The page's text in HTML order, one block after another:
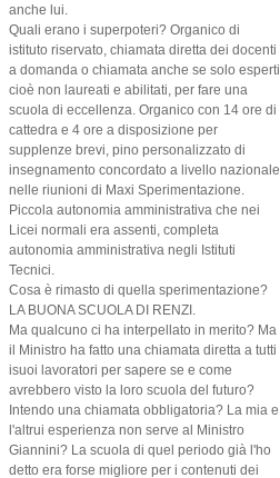
anche lui.
Quali erano i superpoteri? Organico di
istituto riservato, chiamata diretta dei docenti
a domanda o chiamata anche se solo esperti
cioè non laureati e abilitati, per fare una
scuola di eccellenza. Organico con 14 ore di
cattedra e 4 ore a disposizione per
supplenze brevi, pino personalizzato di
insegnamento concordato a livello nazionale
nelle riunioni di Maxi Sperimentazione.
Piccola autonomia amministrativa che nei
Licei normali era assenti, completa
autonomia amministrativa negli Istituti
Tecnici.
Cosa è rimasto di quella sperimentazione?
LA BUONA SCUOLA DI RENZI.
Ma qualcuno ci ha interpellato in merito? Ma
il Ministro ha fatto una chiamata diretta a tutti
isuoi lavoratori per sapere se e come
avrebbero visto la loro scuola del futuro?
Intendo una chiamata obbligatoria? La mia e
l'altrui esperienza non serve al Ministro
Giannini? La scuola di quel periodo già l'ho
detto era forse migliore per i contenuti dei